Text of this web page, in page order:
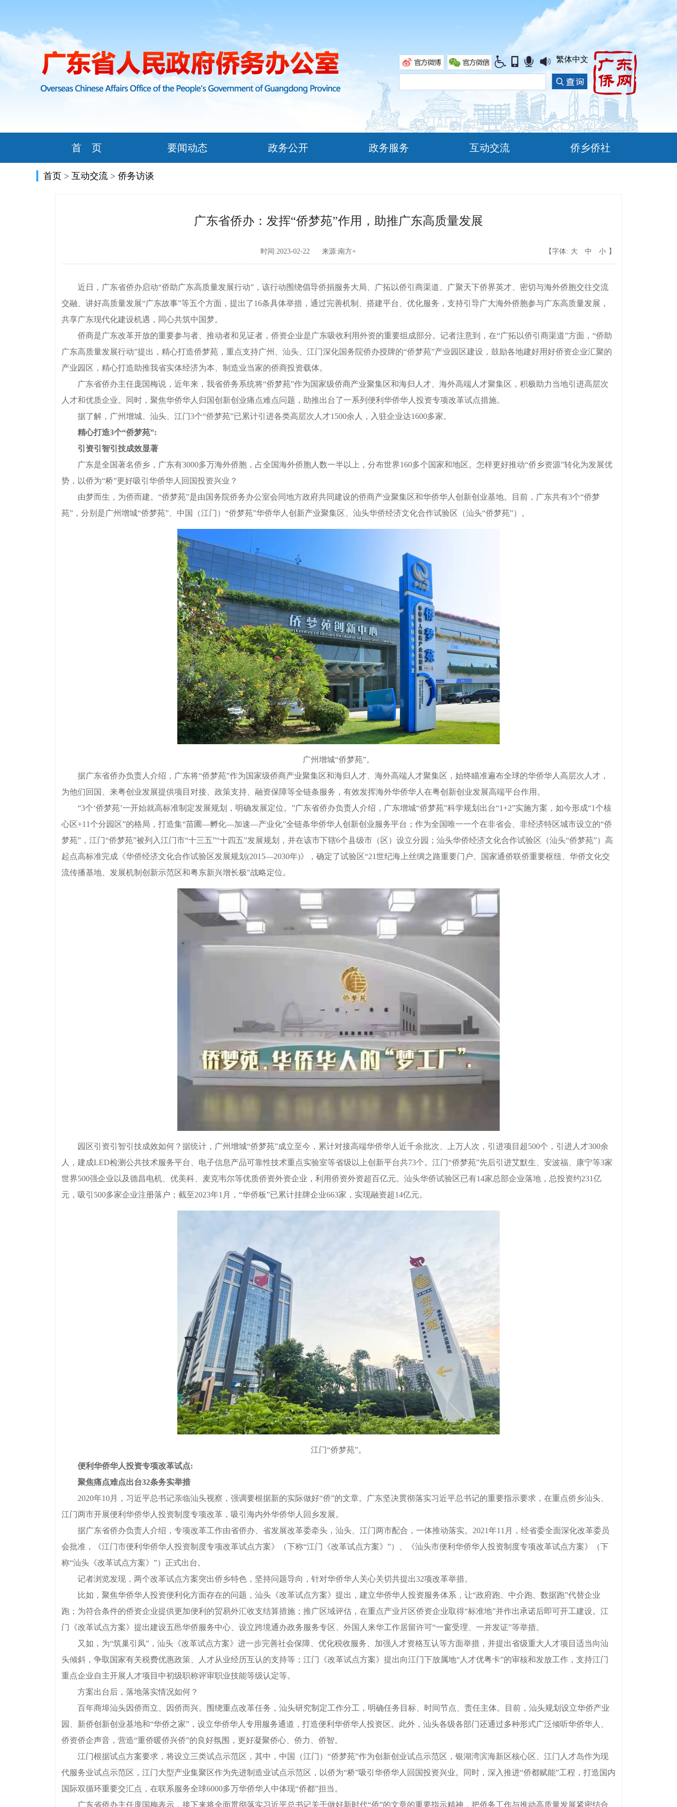
繁体中文
首 页 要闻动态 政务公开 政务服务 互动交流 侨乡侨社
首页 > 互动交流 > 侨务访谈
广东省侨办：发挥“侨梦苑”作用，助推广东高质量发展
时间:2023-02-22 来源:南方+ 【字体: 大 中 小 】
近日，广东省侨办启动“侨助广东高质量发展行动”，该行动围绕倡导侨捐服务大局、广拓以侨引商渠道、广聚天下侨界英才、密切与海外侨胞交往交流
交融、讲好高质量发展“广东故事”等五个方面，提出了16条具体举措，通过完善机制、搭建平台、优化服务，支持引导广大海外侨胞参与广东高质量发展，
共享广东现代化建设机遇，同心共筑中国梦。
侨商是广东改革开放的重要参与者、推动者和见证者，侨资企业是广东吸收利用外资的重要组成部分。记者注意到，在“广拓以侨引商渠道”方面，“侨助
广东高质量发展行动”提出，精心打造侨梦苑，重点支持广州、汕头、江门深化国务院侨办授牌的“侨梦苑”产业园区建设，鼓励各地建好用好侨资企业汇聚的
产业园区，精心打造助推我省实体经济为本、制造业当家的侨商投资载体。
广东省侨办主任庞国梅说，近年来，我省侨务系统将“侨梦苑”作为国家级侨商产业聚集区和海归人才、海外高端人才聚集区，积极助力当地引进高层次
人才和优质企业。同时，聚焦华侨华人归国创新创业痛点难点问题，助推出台了一系列便利华侨华人投资专项改革试点措施。
据了解，广州增城、汕头、江门3个“侨梦苑”已累计引进各类高层次人才1500余人，入驻企业达1600多家。
精心打造3个“侨梦苑”:
引资引智引技成效显著
广东是全国著名侨乡，广东有3000多万海外侨胞，占全国海外侨胞人数一半以上，分布世界160多个国家和地区。怎样更好推动“侨乡资源”转化为发展优
势，以侨为“桥”更好吸引华侨华人回国投资兴业？
由梦而生，为侨而建。“侨梦苑”是由国务院侨务办公室会同地方政府共同建设的侨商产业聚集区和华侨华人创新创业基地。目前，广东共有3个“侨梦
苑”，分别是广州增城“侨梦苑”、中国（江门）“侨梦苑”华侨华人创新产业聚集区、汕头华侨经济文化合作试验区（汕头“侨梦苑”）。
广州增城“侨梦苑”。
据广东省侨办负责人介绍，广东将“侨梦苑”作为国家级侨商产业聚集区和海归人才、海外高端人才聚集区，始终瞄准遍布全球的华侨华人高层次人才，
为他们回国、来粤创业发展提供项目对接、政策支持、融资保障等全链条服务，有效发挥海外华侨华人在粤创新创业发展高端平台作用。
“3个‘侨梦苑’一开始就高标准制定发展规划，明确发展定位。”广东省侨办负责人介绍，广东增城“侨梦苑”科学规划出台“1+2”实施方案，如今形成“1个核
心区+11个分园区”的格局，打造集“苗圃—孵化—加速—产业化”全链条华侨华人创新创业服务平台；作为全国唯一一个在非省会、非经济特区城市设立的“侨
梦苑”，江门“侨梦苑”被列入江门市“十三五”“十四五”发展规划，并在该市下辖6个县级市（区）设立分园；汕头华侨经济文化合作试验区（汕头“侨梦苑”）高
起点高标准完成《华侨经济文化合作试验区发展规划(2015—2030年)》，确定了试验区“21世纪海上丝绸之路重要门户、国家通侨联侨重要枢纽、华侨文化交
流传播基地、发展机制创新示范区和粤东新兴增长极”战略定位。
园区引资引智引技成效如何？据统计，广州增城“侨梦苑”成立至今，累计对接高端华侨华人近千余批次、上万人次，引进项目超500个，引进人才300余
人，建成LED检测公共技术服务平台、电子信息产品可靠性技术重点实验室等省级以上创新平台共73个。江门“侨梦苑”先后引进艾默生、安波福、康宁等3家
世界500强企业以及德昌电机、优美科、麦克韦尔等优质侨资外资企业，利用侨资外资超百亿元。汕头华侨试验区已有14家总部企业落地，总投资约231亿
元，吸引500多家企业注册落户；截至2023年1月，“华侨板”已累计挂牌企业663家，实现融资超14亿元。
江门“侨梦苑”。
便利华侨华人投资专项改革试点:
聚焦痛点难点出台32条务实举措
2020年10月，习近平总书记亲临汕头视察，强调要根据新的实际做好“侨”的文章。广东坚决贯彻落实习近平总书记的重要指示要求，在重点侨乡汕头、
江门两市开展便利华侨华人投资制度专项改革，吸引海内外华侨华人回乡发展。
据广东省侨办负责人介绍，专项改革工作由省侨办、省发展改革委牵头，汕头、江门两市配合，一体推动落实。2021年11月，经省委全面深化改革委员
会批准，《江门市便利华侨华人投资制度专项改革试点方案》（下称“江门《改革试点方案》”）、《汕头市便利华侨华人投资制度专项改革试点方案》（下
称“汕头《改革试点方案》”）正式出台。
记者浏览发现，两个改革试点方案突出侨乡特色，坚持问题导向，针对华侨华人关心关切共提出32项改革举措。
比如，聚焦华侨华人投资便利化方面存在的问题，汕头《改革试点方案》提出，建立华侨华人投资服务体系，让“政府跑、中介跑、数据跑”代替企业
跑；为符合条件的侨资企业提供更加便利的贸易外汇收支结算措施；推广区域评估，在重点产业片区侨资企业取得“标准地”并作出承诺后即可开工建设。江
门《改革试点方案》提出建设五邑华侨服务中心、设立跨境通办政务服务专区、外国人来华工作居留许可“一窗受理、一并发证”等举措。
又如，为“筑巢引凤”，汕头《改革试点方案》进一步完善社会保障、优化税收服务、加强人才资格互认等方面举措，并提出省级重大人才项目适当向汕
头倾斜，争取国家有关税费优惠政策、人才从业经历互认的支持等；江门《改革试点方案》提出向江门下放属地“人才优粤卡”的审核和发放工作，支持江门
重点企业自主开展人才项目中初级职称评审职业技能等级认定等。
方案出台后，落地落实情况如何？
百年商埠汕头因侨而立、因侨而兴。围绕重点改革任务，汕头研究制定工作分工，明确任务目标、时间节点、责任主体。目前，汕头规划设立华侨产业
园、新侨创新创业基地和“华侨之家”，设立华侨华人专用服务通道，打造便利华侨华人投资区。此外，汕头各级各部门还通过多种形式广泛倾听华侨华人、
侨资侨企声音，营造“重侨暖侨兴侨”的良好氛围，更好凝聚侨心、侨力、侨智。
江门根据试点方案要求，将设立三类试点示范区，其中，中国（江门）“侨梦苑”作为创新创业试点示范区，银湖湾滨海新区核心区、江门人才岛作为现
代服务业试点示范区，江门大型产业集聚区作为先进制造业试点示范区，以侨为“桥”吸引华侨华人回国投资兴业。同时，深入推进“侨都赋能”工程，打造国内
国际双循环重要交汇点，在联系服务全球6000多万华侨华人中体现“侨都”担当。
广东省侨办主任庞国梅表示，接下来将全面贯彻落实习近平总书记关于做好新时代“侨”的文章的重要指示精神，把侨务工作与推动高质量发展紧密结合